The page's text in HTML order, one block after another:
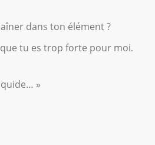
dans ton élément ?
que tu es trop forte pour moi.
»